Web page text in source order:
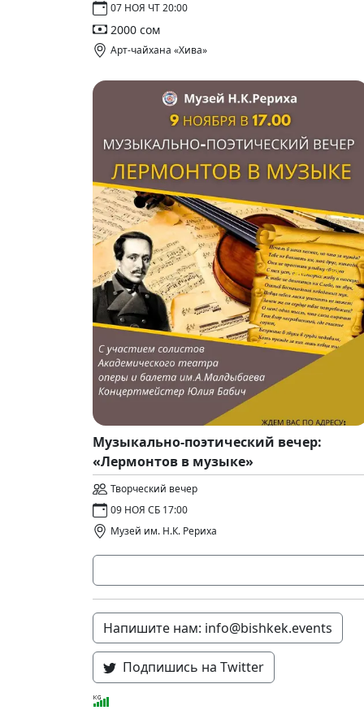
07 НОЯ ЧТ 20:00
2000 сом
Арт-чайхана «Хива»
Музыкально-поэтический вечер:
«Лермонтов в музыке»
Творческий вечер
09 НОЯ СБ 17:00
Музей им. Н.К. Рериха
Напишите нам: info@bishkek.events
Подпишись на Twitter